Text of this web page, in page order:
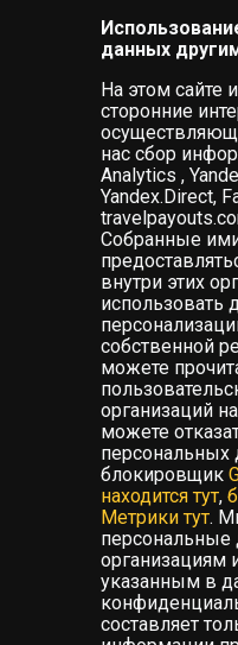
данных
На этом сайте
сторонние
нас сбор
Analytics ,
Yandex.Direct,
Собранные
внутри этих
использовать
собственной
можете
организаций
можете
персональных
блокировщик
находится тут,
Метрики тут.
организациям
указанным в
составляет